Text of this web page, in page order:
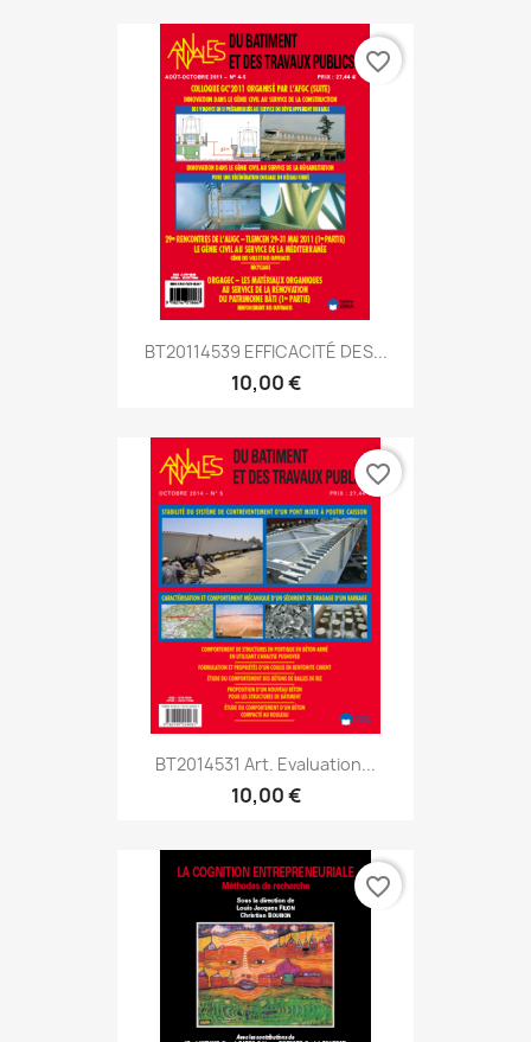
BT20114539 EFFICACITÉ DES...
10,00 €
favorite_border
BT2014531 Art. Evaluation...
10,00 €
favorite_border
favorite_border